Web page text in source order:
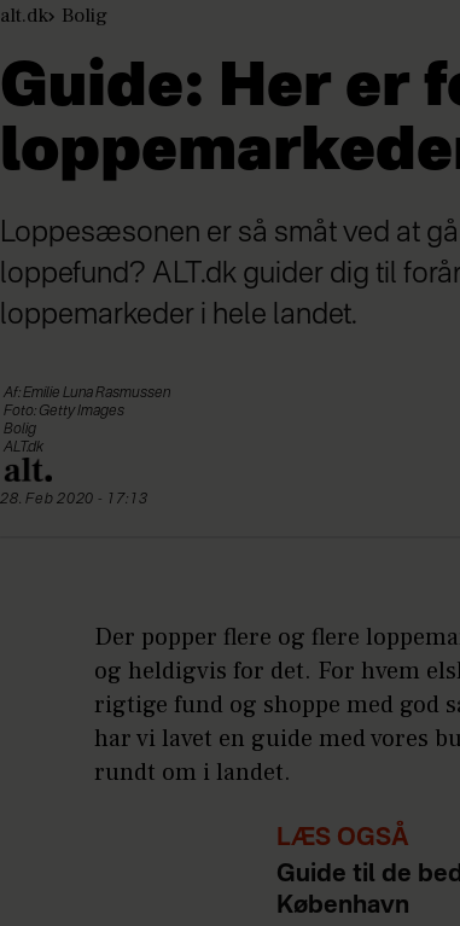
alt.dk Bolig
Guide: Her er
Loppesæsonen er så småt ved at
loppefund? ALT.dk guider dig til
loppemarkeder i hele landet.
Af: Emilie Luna Rasmussen
Foto: Getty Images
Bolig
ALT.dk
28. Feb 2020 - 17:13
Der popper flere og flere
og heldigvis for det. For hvem
rigtige fund og shoppe med god
har vi lavet en guide med vores
rundt om i landet.
LÆS OGSÅ
Guide til de
København